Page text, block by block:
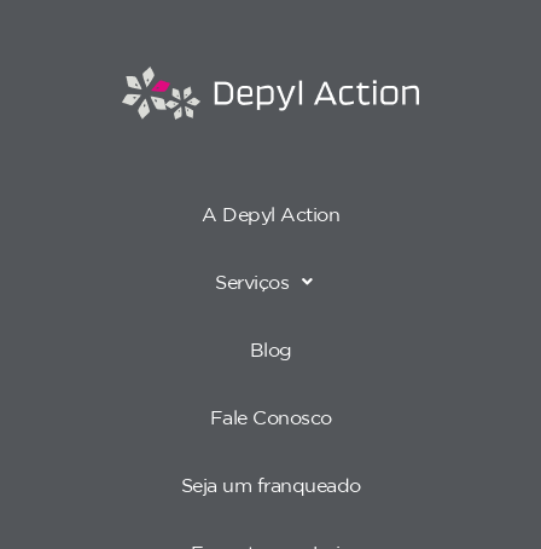
A Depyl Action
Serviços
Blog
Fale Conosco
Seja um franqueado